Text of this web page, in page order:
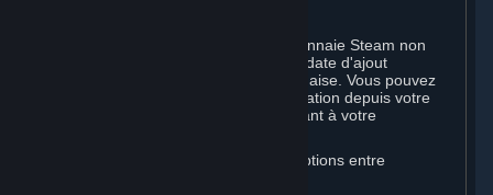
Tous les fonds ajoutés à votre portemonnaie Steam non
utilisés dans les six (6) mois suivant la date d'ajout
expireront, conformément à la loi japonaise. Vous pouvez
consulter vos fonds et leur date d'expiration depuis votre
portemonnaie Steam en vous connectant à votre
D. Échange et transactions de Souscriptions entre